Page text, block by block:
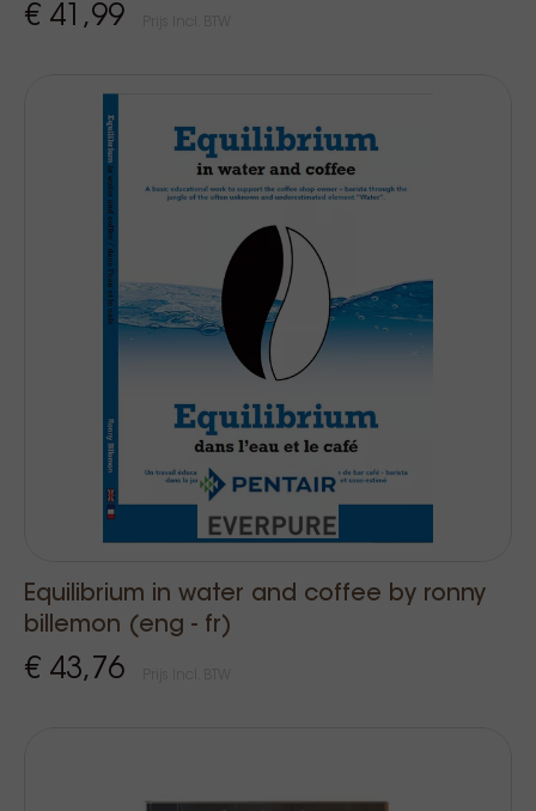
€ 41,99
Equilibrium in water and coffee by ronny
billemon (eng - fr)
€ 43,76